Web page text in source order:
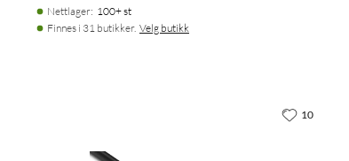
Nettlager: 100+ st
Finnes i 31 butikker. Velg butikk
10